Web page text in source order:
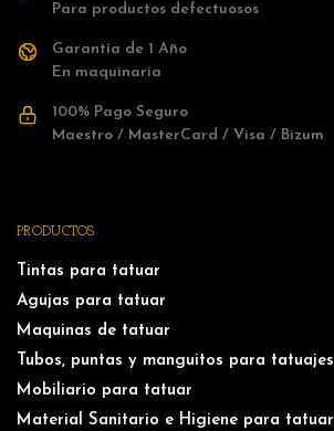
Para productos defectuosos
Garantía de 1 Año
En maquinaria
100% Pago Seguro
Maestro / MasterCard / Visa / Bizum
PRODUCTOS
Tintas para tatuar
Agujas para tatuar
Maquinas de tatuar
Tubos, puntas y manguitos para tatuajes
Mobiliario para tatuar
Material Sanitario e Higiene para tatuar